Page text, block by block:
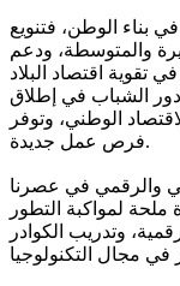
بناء الوطن، فتنويع
والمتوسطة، ودعم
تقوية اقتصاد البلاد
دور الشباب في إطلاق
الوطني، وتوفر
فرص عمل جديدة.
والرقمي في عصرنا
لمواكبة التطور
وتدريب الكوادر